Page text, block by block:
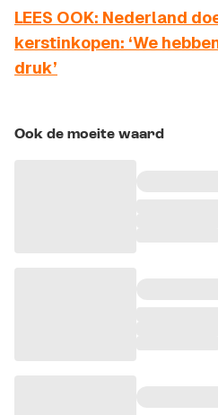
LEES OOK: Nederland
kerstinkopen: ‘We
druk’
Ook de moeite waard